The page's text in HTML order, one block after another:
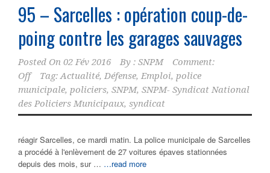
95 – Sarcelles : opération coup-de-
poing contre les garages sauvages
Posted On 02 Fév 2016 By : SNPM
Comment:
Off
Tag:Actualité, Défense, Emploi, police
municipale, policiers, SNPM, SNPM- Syndicat National
des Policiers Municipaux, syndicat
réagir Sarcelles, ce mardi matin. La police municipale de Sarcelles
a procédé à l'enlèvement de 27 voitures épaves stationnées
depuis des mois, sur … …read more